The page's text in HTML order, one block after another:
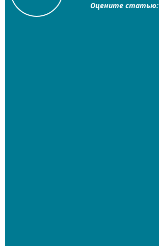
Оцените статью: